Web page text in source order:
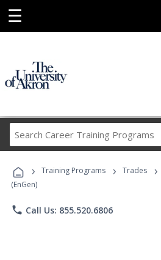
☰
Career
Programs
› Training Programs › Trades ›
(EnGen)
phone Call Us: 855.520.6806